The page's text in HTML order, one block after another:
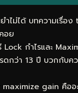
ำไม่ได้ บทความเรื่
อย
กำไรและ
ดกว่า 13 ปี บวกกับค
gain คืออะ